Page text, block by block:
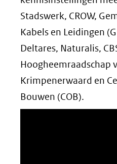
Stadswerk, CROW,
Kabels en Leidingen
Deltares, Naturalis,
Hoogheemraadschap
Krimpenerwaard en
Bouwen (COB).